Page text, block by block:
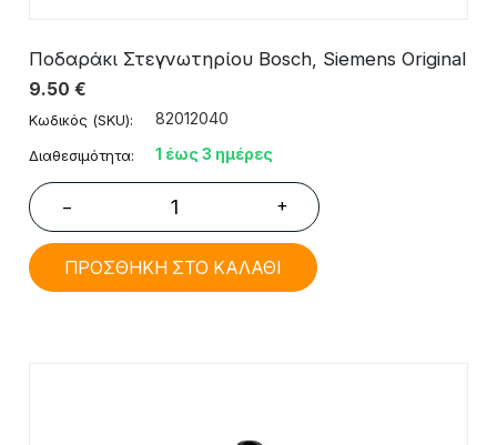
Ποδαράκι Στεγνωτηρίου Bosch, Siemens Original
9.50 €
Κωδικός (SKU): 82012040
Διαθεσιμότητα: 1 έως 3 ημέρες
− +
ΠΡΟΣΘΗΚΗ ΣΤΟ ΚΑΛΑΘΙ